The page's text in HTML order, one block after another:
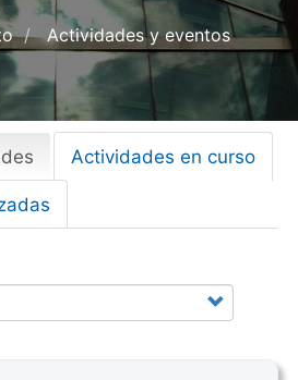
Actividades y eventos
a
c
t
v
Actividades en curso